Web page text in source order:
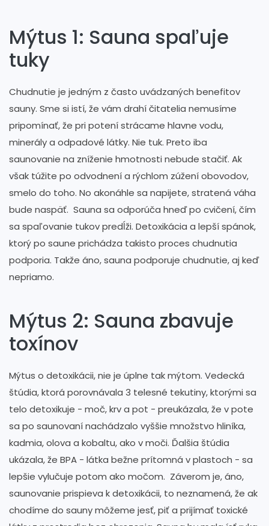
Mýtus 1: Sauna spaľuje
tuky
Chudnutie je jedným z často uvádzaných benefitov
sauny. Sme si istí, že vám drahí čitatelia nemusíme
pripomínať, že pri potení strácame hlavne vodu,
minerály a odpadové látky. Nie tuk. Preto iba
saunovanie na zníženie hmotnosti nebude stačiť. Ak
však túžite po odvodnení a rýchlom zúžení obovodov,
smelo do toho. No akonáhle sa napijete, stratená váha
bude naspäť. Sauna sa odporúča hneď po cvičení, čím
sa spaľovanie tukov predĺži. Detoxikácia a lepší spánok,
ktorý po saune prichádza takisto proces chudnutia
podporia. Takže áno, sauna podporuje chudnutie, aj keď
nepriamo.
Mýtus 2: Sauna zbavuje
toxínov
Mýtus o detoxikácii, nie je úplne tak mýtom. Vedecká
štúdia, ktorá porovnávala 3 telesné tekutiny, ktorými sa
telo detoxikuje - moč, krv a pot - preukázala, že v pote
sa po saunovaní nachádzalo vyššie množstvo hliníka,
kadmia, olova a kobaltu, ako v moči. Ďalšia štúdia
ukázala, že BPA - látka bežne prítomná v plastoch - sa
lepšie vylučuje potom ako močom. Záverom je, áno,
saunovanie prispieva k detoxikácii, to neznamená, že ak
chodíme do sauny môžeme jesť, piť a prijímať toxické